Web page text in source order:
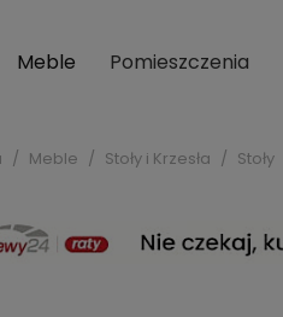
Meble Pomieszczenia
Meble Stoły i Krzesła Stoły